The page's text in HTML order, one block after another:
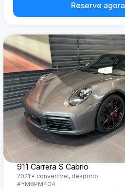
Reserve agora
Porsche
911 Carrera S Cabrio
2021 • convertível, desporto
#YM8PM4G4